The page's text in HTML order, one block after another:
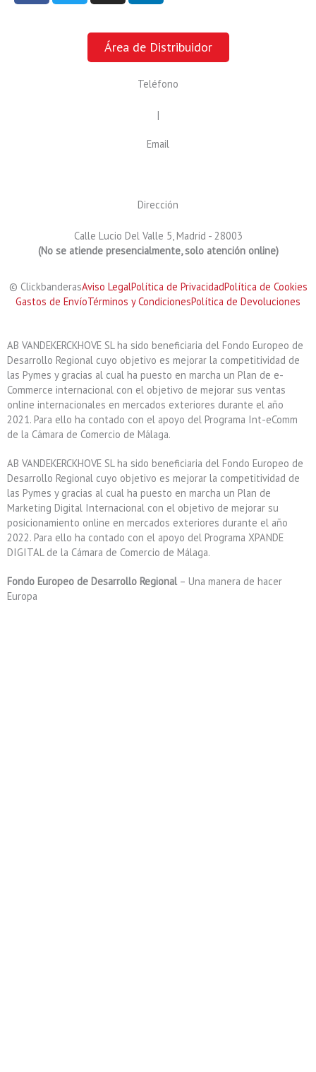
c i s
t
a
g
n
k
e
d
i
Área de Distribuidor
Teléfono
|
Email
Dirección
Calle Lucio Del Valle 5, Madrid - 28003
(No se atiende presencialmente, solo atención online)
© ClickbanderasAviso LegalPolítica de PrivacidadPolítica de Cookies
Gastos de EnvíoTérminos y CondicionesPolítica de Devoluciones
AB VANDEKERCKHOVE SL ha sido beneficiaria del Fondo Europeo de
Desarrollo Regional cuyo objetivo es mejorar la competitividad de
las Pymes y gracias al cual ha puesto en marcha un Plan de e-
Commerce internacional con el objetivo de mejorar sus ventas
online internacionales en mercados exteriores durante el año
2021. Para ello ha contado con el apoyo del Programa Int-eComm
de la Cámara de Comercio de Málaga.
AB VANDEKERCKHOVE SL ha sido beneficiaria del Fondo Europeo de
Desarrollo Regional cuyo objetivo es mejorar la competitividad de
las Pymes y gracias al cual ha puesto en marcha un Plan de
Marketing Digital Internacional con el objetivo de mejorar su
posicionamiento online en mercados exteriores durante el año
2022. Para ello ha contado con el apoyo del Programa XPANDE
DIGITAL de la Cámara de Comercio de Málaga.
Fondo Europeo de Desarrollo Regional– Una manera de hacer
Europa